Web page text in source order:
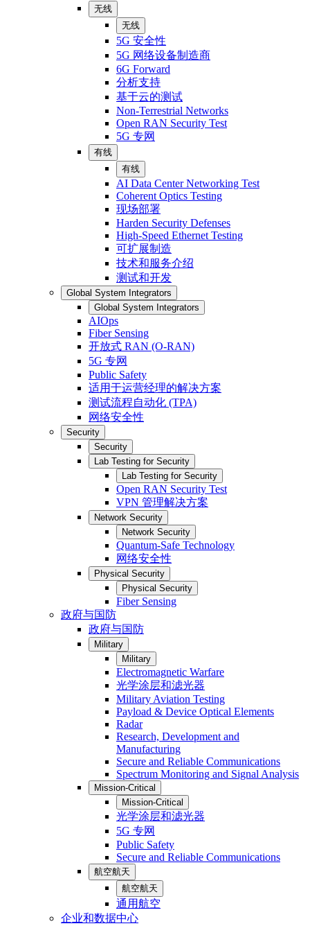
无线
无线
5G 安全性
5G 网络设备制造商
6G Forward
分析支持
基于云的测试
Non-Terrestrial Networks
Open RAN Security Test
5G 专网
有线
有线
AI Data Center Networking Test
Coherent Optics Testing
现场部署
Harden Security Defenses
High-Speed Ethernet Testing
可扩展制造
技术和服务介绍
测试和开发
Global System Integrators
Global System Integrators
AIOps
Fiber Sensing
开放式 RAN (O-RAN)
5G 专网
Public Safety
适用于运营经理的解决方案
测试流程自动化 (TPA)
网络安全性
Security
Security
Lab Testing for Security
Lab Testing for Security
Open RAN Security Test
VPN 管理解决方案
Network Security
Network Security
Quantum-Safe Technology
网络安全性
Physical Security
Physical Security
Fiber Sensing
政府与国防
政府与国防
Military
Military
Electromagnetic Warfare
光学涂层和滤光器
Military Aviation Testing
Payload & Device Optical Elements
Radar
Research, Development and
Manufacturing
Secure and Reliable Communications
Spectrum Monitoring and Signal Analysis
Mission-Critical
Mission-Critical
光学涂层和滤光器
5G 专网
Public Safety
Secure and Reliable Communications
航空航天
航空航天
通用航空
企业和数据中心